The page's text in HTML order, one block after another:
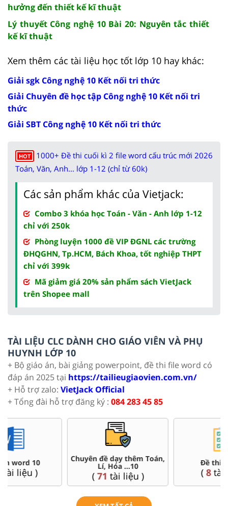
hưởng đến thiết kế kĩ thuật
Lý thuyết Công nghệ 10 Bài 20: Nguyên tắc thiết
kế kĩ thuật
Xem thêm các tài liệu học tốt lớp 10 hay khác:
Giải sgk Công nghệ 10 Kết nối tri thức
Giải Chuyên đề học tập Công nghệ 10 Kết nối tri
thức
Giải SBT Công nghệ 10 Kết nối tri thức
HOT
1000+ Đề thi cuối kì 2 file word cấu trúc mới 2026
Toán, Văn, Anh... lớp 1-12 (chỉ từ 60k)
Các sản phẩm khác của Vietjack:
Combo 3 khóa học Toán - Văn - Anh lớp 1-12
chỉ với 250k
Phòng luyện 1000 đề VIP ĐGNL các trường
ĐHQGHN, Tp.HCM, Bách Khoa, tốt nghiệp THPT
chỉ với 399k
Mã giảm giá 20% sản phẩm sách VietJack
trên Shopee mall
TÀI LIỆU CLC DÀNH CHO GIÁO VIÊN VÀ PHỤ
HUYNH LỚP 10
+ Bộ giáo án, bài giảng powerpoint, đề thi file word có
đáp án 2025 tại https://tailieugiaovien.com.vn/
+ Hỗ trợ zalo: VietJack Official
+ Tổng đài hỗ trợ đăng ký : 084 283 45 85
Đề thi HSG 10
(
Trắc nghiệm đúng sai 10
(41